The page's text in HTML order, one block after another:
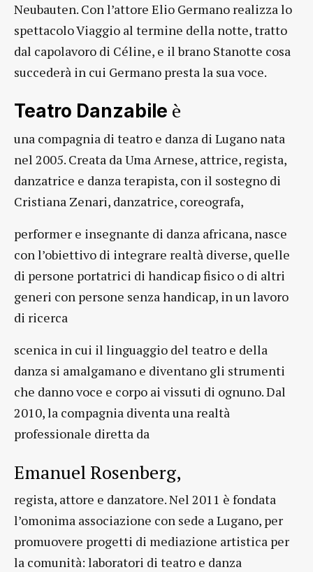
Neubauten. Con l’attore Elio Germano realizza lo
spettacolo Viaggio al termine della notte, tratto
dal capolavoro di Céline, e il brano Stanotte cosa
succederà in cui Germano presta la sua voce.
Teatro Danzabile è
una compagnia di teatro e danza di Lugano nata
nel 2005. Creata da Uma Arnese, attrice, regista,
danzatrice e danza terapista, con il sostegno di
Cristiana Zenari, danzatrice, coreografa,
performer e insegnante di danza africana, nasce
con l’obiettivo di integrare realtà diverse, quelle
di persone portatrici di handicap fisico o di altri
generi con persone senza handicap, in un lavoro
di ricerca
scenica in cui il linguaggio del teatro e della
danza si amalgamano e diventano gli strumenti
che danno voce e corpo ai vissuti di ognuno. Dal
2010, la compagnia diventa una realtà
professionale diretta da
Emanuel Rosenberg,
regista, attore e danzatore. Nel 2011 è fondata
l’omonima associazione con sede a Lugano, per
promuovere progetti di mediazione artistica per
la comunità: laboratori di teatro e danza